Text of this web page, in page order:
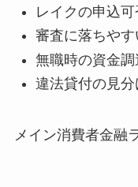
レイクの申込
審査に落ちや
無職時の資金
違法貸付の見
メイン消費者金融